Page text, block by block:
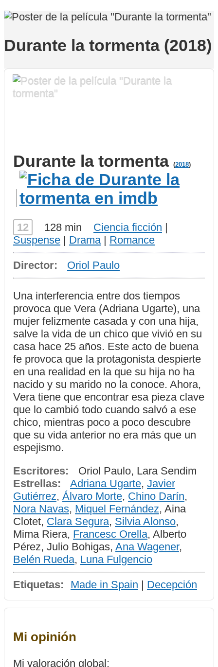
Durante la tormenta (2018)
Durante la tormenta (2018)
12 128 min Ciencia ficción |
Suspense | Drama| Romance
Director: Oriol Paulo
Una interferencia entre dos tiempos
provoca que Vera (Adriana Ugarte), una
mujer felizmente casada y con una hija,
salve la vida de un chico que vivió en su
casa hace 25 años. Este acto de buena
fe provoca que la protagonista despierte
en una realidad en la que su hija no ha
nacido y su marido no la conoce. Ahora,
Vera tiene que encontrar esa pieza clave
que lo cambió todo cuando salvó a ese
chico, mientras poco a poco descubre
que su vida anterior no era más que un
espejismo.
Escritores:
Oriol Paulo, Lara Sendim
Estrellas:
Adriana Ugarte, Javier
Gutiérrez, Álvaro Morte, Chino Darín,
Nora Navas, Miquel Fernández, Aina
Clotet, Clara Segura, Silvia Alonso,
Mima Riera, Francesc Orella, Alberto
Pérez, Julio Bohigas, Ana Wagener,
Belén Rueda, Luna Fulgencio
Etiquetas: Made in Spain | Decepción
Mi opinión
Mi valoración global: